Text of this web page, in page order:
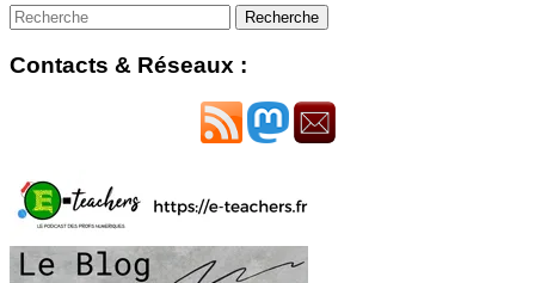
Contacts & Réseaux :